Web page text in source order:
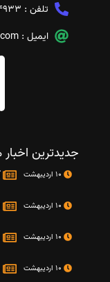
تلفن :
ایمیل :
جدیدترین